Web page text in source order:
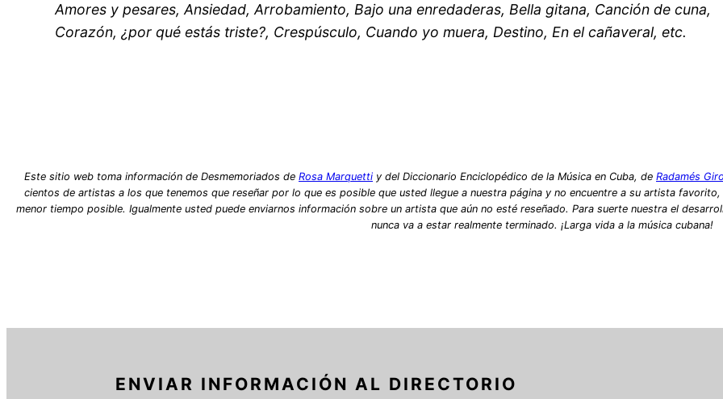
Amores y pesares, Ansiedad, Arrobamiento, Bajo una enredaderas, Bella gitana, Canción de cuna,
Corazón, ¿por qué estás triste?, Crespúsculo, Cuando yo muera, Destino, En el cañaveral, etc.
Este sitio web toma información de Desmemoriados de Rosa Marquetti y del Diccionario Enciclopédico de la Música en Cuba, de Radamés
cientos de artistas a los que tenemos que reseñar por lo que es posible que usted llegue a nuestra página y no encuentre a su artista
menor tiempo posible. Igualmente usted puede enviarnos información sobre un artista que aún no esté reseñado. Para suerte nuestra el
nunca va a estar realmente terminado. ¡Larga vida a la música cubana!
ENVIAR INFORMACIÓN AL DIRECTORIO